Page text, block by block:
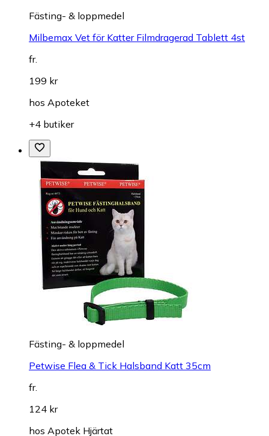
Fästing- & loppmedel
Milbemax Vet för Katter Filmdragerad Tablett 4st
fr.
199 kr
hos Apoteket
+4 butiker
Fästing- & loppmedel
Petwise Flea & Tick Halsband Katt 35cm
fr.
124 kr
hos Apotek Hjärtat